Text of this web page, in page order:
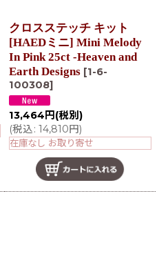
クロスステッチ キット
[HAEDミニ] Mini Melody
In Pink 25ct -Heaven and
Earth Designs [1-6-
100308]
13,464 円 (税別)
(税込: 14,810円)
在庫なし お取り寄せ